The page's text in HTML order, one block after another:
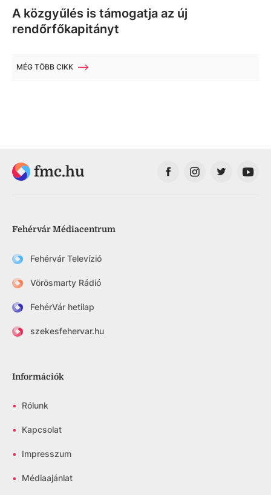
A közgyűlés is támogatja az új
rendőrfőkapitányt
MÉG TÖBB CIKK
fmc.hu
Fehérvár Médiacentrum
Fehérvár Televízió
Vörösmarty Rádió
FehérVár hetilap
szekesfehervar.hu
Információk
• Rólunk
• Kapcsolat
• Impresszum
• Médiaajánlat